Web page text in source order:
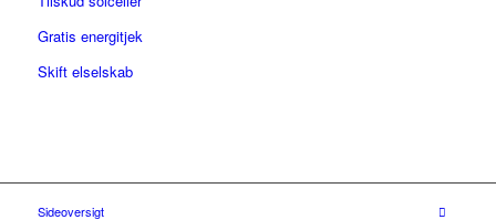
Gratis energitjek
Skift elselskab
Sideoversigt